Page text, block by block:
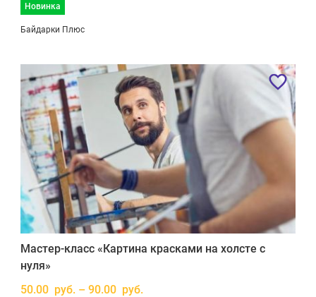
Новинка
Байдарки Плюс
Мастер-класс «Картина красками на холсте с
нуля»
50.00 руб. – 90.00 руб.